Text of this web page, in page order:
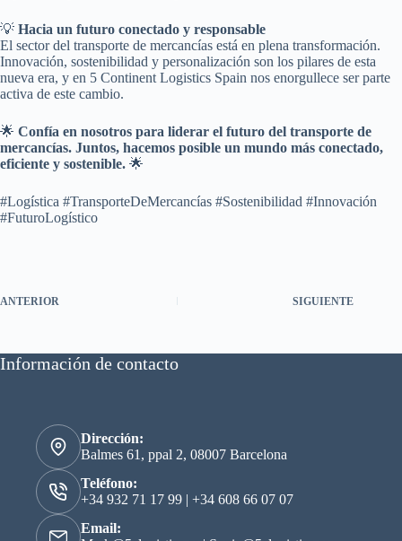
💡 Hacia un futuro conectado y responsable
El sector del transporte de mercancías está en plena transformación.
Innovación, sostenibilidad y personalización son los pilares de esta
nueva era, y en 5 Continent Logistics Spain nos enorgullece ser parte
activa de este cambio.
🌟 Confía en nosotros para liderar el futuro del transporte de
mercancías. Juntos, hacemos posible un mundo más conectado,
eficiente y sostenible. 🌟
#Logística #TransporteDeMercancías #Sostenibilidad #Innovación
#FuturoLogístico
ANTERIOR SIGUIENTE
Información de contacto
Dirección:
Balmes 61, ppal 2, 08007 Barcelona
Teléfono:
+34 932 71 17 99 | +34 608 66 07 07
Email: